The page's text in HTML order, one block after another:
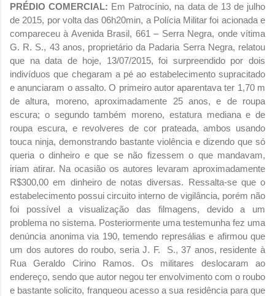
PRÉDIO COMERCIAL: Em Patrocínio, na data de 13 de julho
de 2015, por volta das 06h20min, a Polícia Militar foi acionada e
compareceu à Avenida Brasil, 661 – Serra Negra, onde vítima
G. R. S., 43 anos, proprietário da Padaria Serra Negra, relatou
que na data de hoje, 13/07/2015, foi surpreendido por dois
indivíduos que chegaram a pé ao estabelecimento supracitado
e anunciaram o assalto. O primeiro autor aparentava ter 1,70 m
de altura, moreno, aproximadamente 25 anos, e de roupa
escura; o segundo também moreno, estatura mediana e de
roupa escura, e revolveres de cor prateada, ambos usando
touca ninja, demonstrando bastante violência e dizendo que só
queria o dinheiro e que se não fizessem o que mandavam,
iriam atirar. Na ocasião os autores levaram aproximadamente
R$300,00 em dinheiro de notas diversas. Ressalta-se que o
estabelecimento possui circuito interno de vigilância, porém não
foi possível a visualização das filmagens, devido a um
problema no sistema. Posteriormente uma testemunha fez uma
denúncia anonima via 190, temendo represálias e afirmou que
um dos autores do roubo, seria J. F. S., 37 anos, residente à
Rua Geraldo Cirino Ramos. Os militares deslocaram ao
endereço, sendo que autor negou ter envolvimento com o roubo
e bastante solicito, franqueou acesso a sua residência para que